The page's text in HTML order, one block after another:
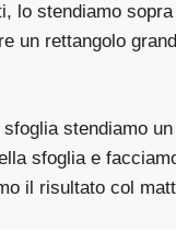
lo stendiamo
un rettangolo
stendiamo
sfoglia e
il risultato col